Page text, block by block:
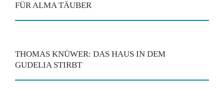
FÜR ALMA TÄUBER
THOMAS KNÜWER: DAS HAUS IN DEM
GUDELIA STIRBT